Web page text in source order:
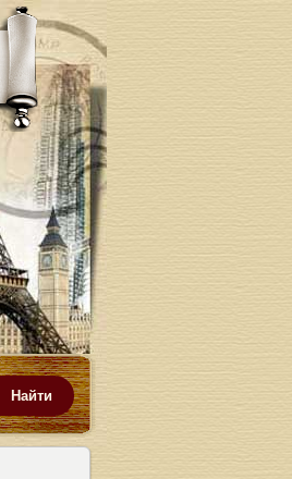
Найти